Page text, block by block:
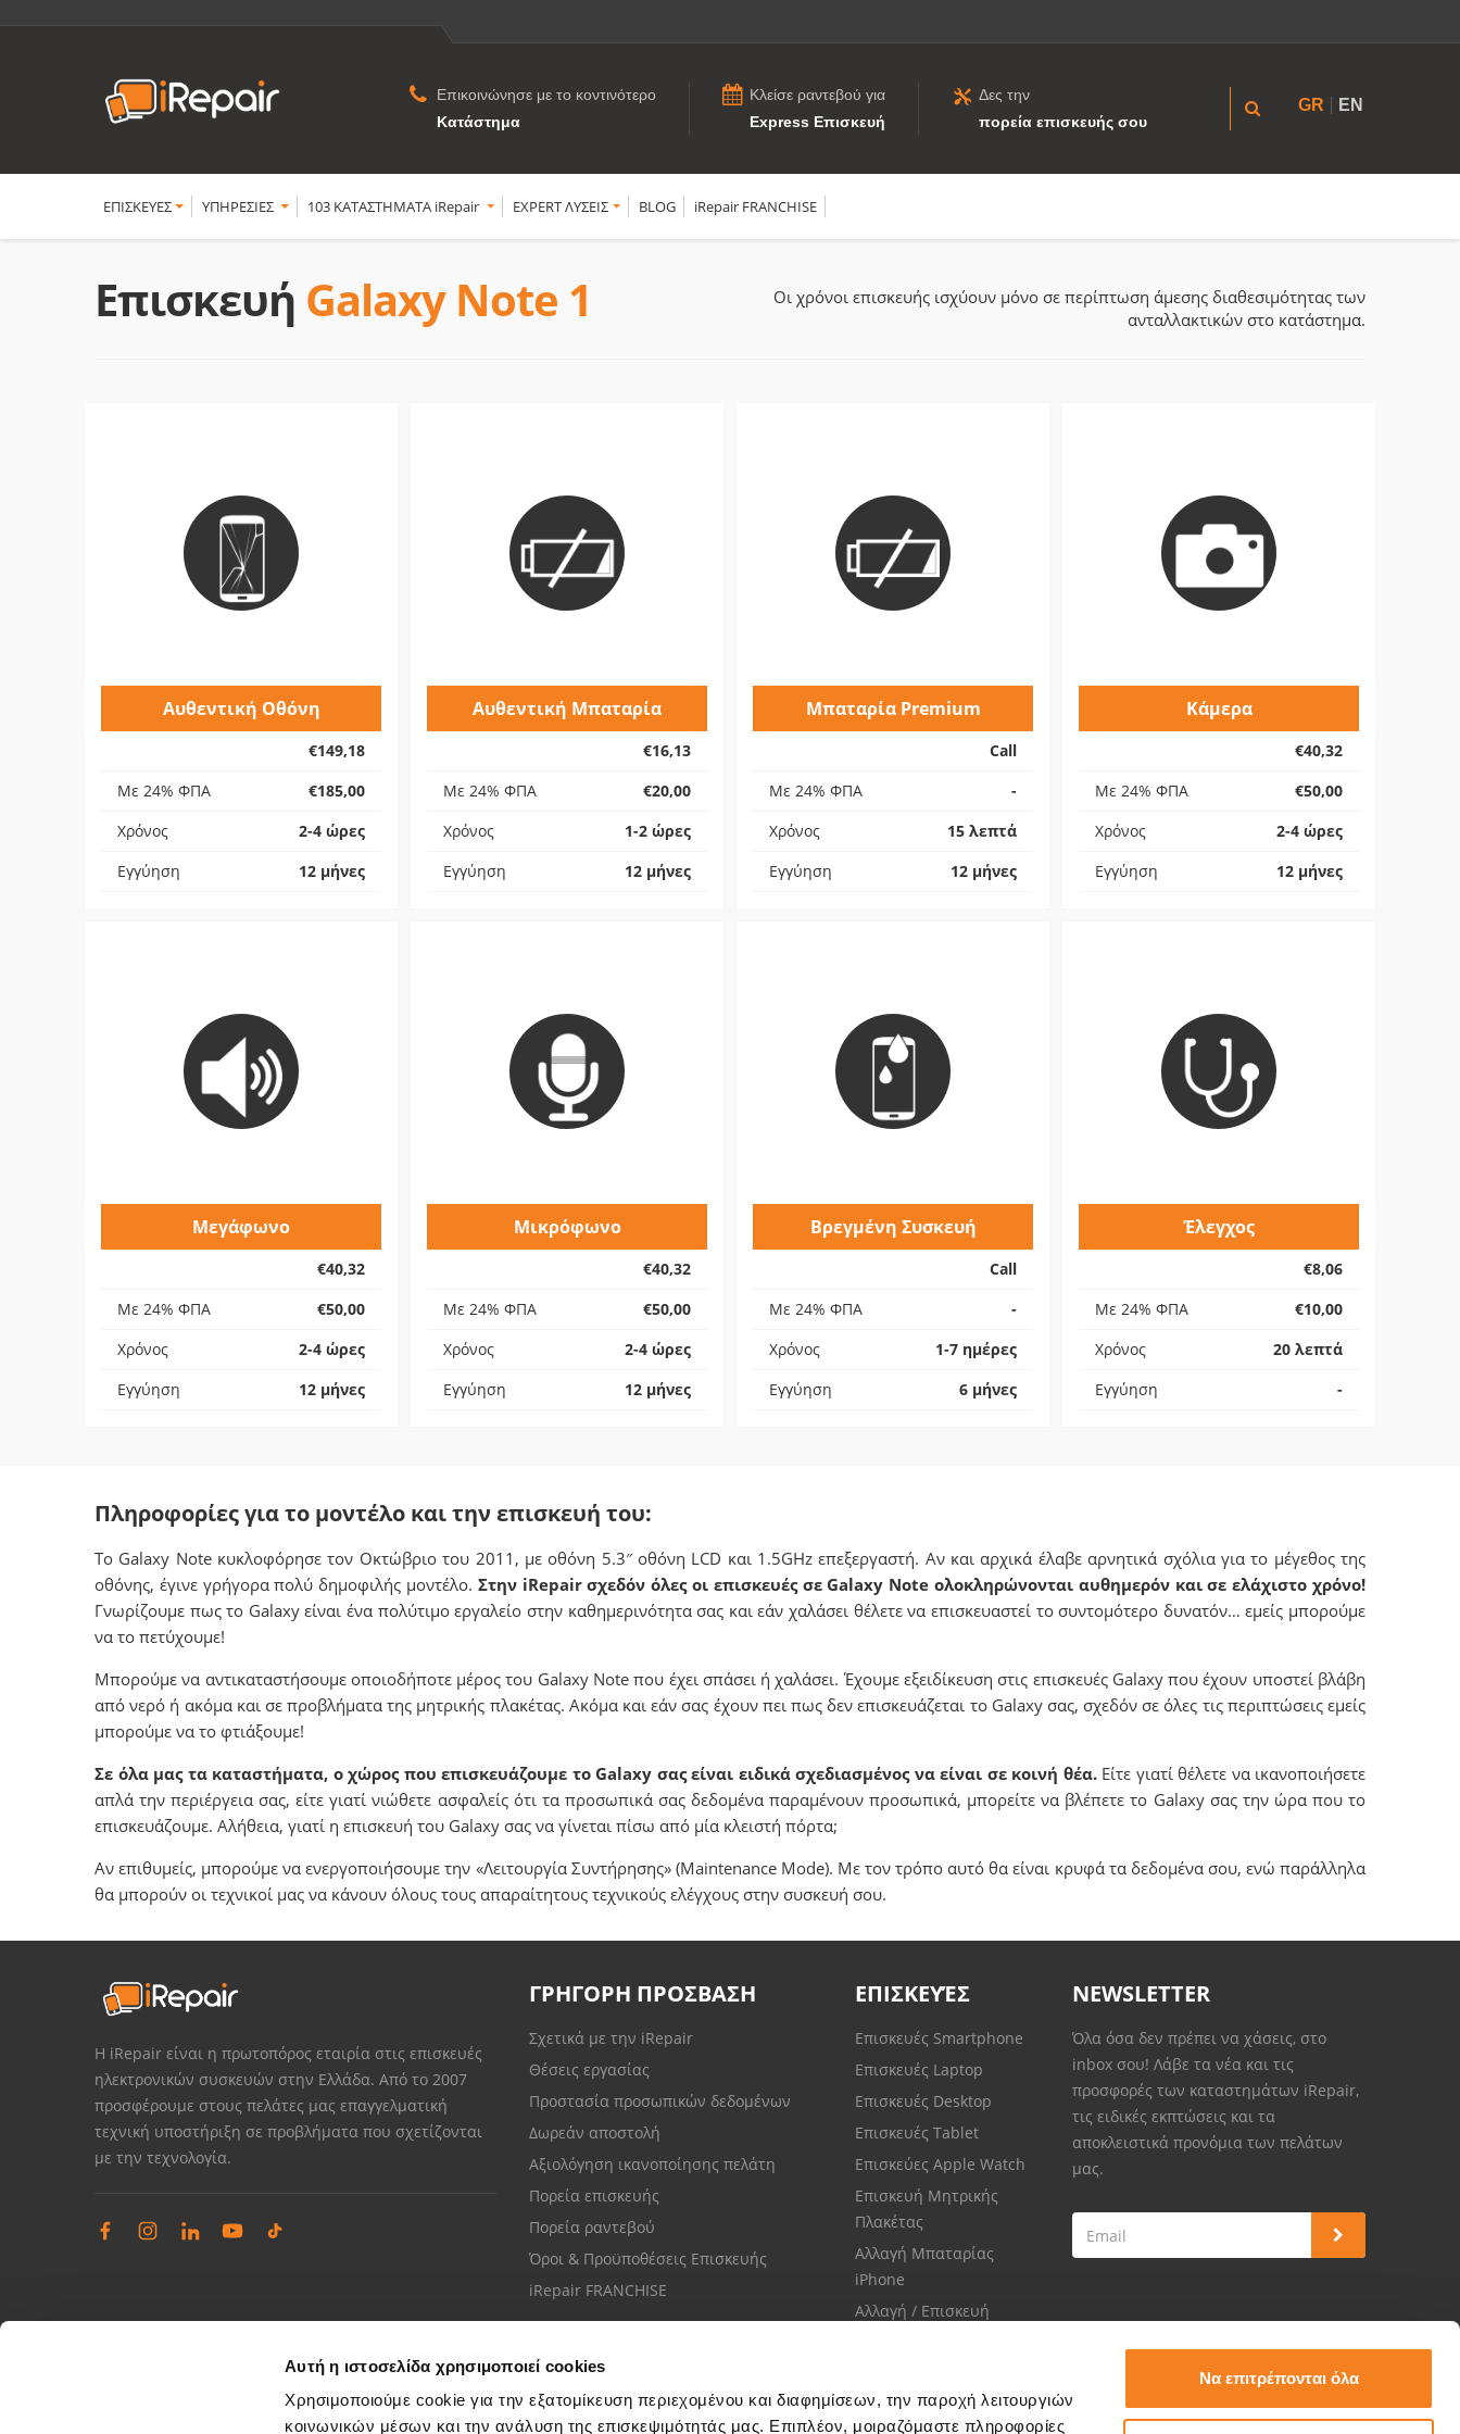
Αυτή η ιστοσελίδα χρησιμοποιεί cookies
Χρησιμοποιούμε cookie για την εξατομίκευση περιεχομένου και διαφημίσεων, την παροχή λειτουργιών
κοινωνικών μέσων και την ανάλυση της επισκεψιμότητάς μας. Επιπλέον, μοιραζόμαστε πληροφορίες
Να επιτρέπονται όλα
Επικοινώνησε με το κοντινότερο
Κατάστημα
Κλείσε ραντεβού για
Express Επισκευή
Δες την
πορεία επισκευής σου
GR EN
ΕΠΙΣΚΕΥΕΣ YΠΗΡΕΣΙΕΣ 103 ΚΑΤΑΣΤΗΜΑΤΑ iRepair EXPERT ΛΥΣΕΙΣ BLOG iRepair FRANCHISE
Επισκευή Galaxy Note 1
Οι χρόνοι επισκευής ισχύουν μόνο σε περίπτωση άμεσης διαθεσιμότητας των
ανταλλακτικών στο κατάστημα.
Αυθεντική Οθόνη
€149,18
Με 24% ΦΠΑ
€185,00
Χρόνος
2-4 ώρες
Εγγύηση
12 μήνες
Αυθεντική Μπαταρία
€16,13
Με 24% ΦΠΑ
€20,00
Χρόνος
1-2 ώρες
Εγγύηση
12 μήνες
Μπαταρία Premium
Call
Με 24% ΦΠΑ
-
Χρόνος
15 λεπτά
Εγγύηση
12 μήνες
Κάμερα
€40,32
Με 24% ΦΠΑ
€50,00
Χρόνος
2-4 ώρες
Εγγύηση
12 μήνες
Μεγάφωνο
€40,32
Με 24% ΦΠΑ
€50,00
Χρόνος
2-4 ώρες
Εγγύηση
12 μήνες
Μικρόφωνο
€40,32
Με 24% ΦΠΑ
€50,00
Χρόνος
2-4 ώρες
Εγγύηση
12 μήνες
Βρεγμένη Συσκευή
Call
Με 24% ΦΠΑ
-
Χρόνος
1-7 ημέρες
Εγγύηση
6 μήνες
Έλεγχος
€8,06
Με 24% ΦΠΑ
€10,00
Χρόνος
20 λεπτά
Εγγύηση
-
Πληροφορίες για το μοντέλο και την επισκευή του:​
Το Galaxy Note κυκλοφόρησε τον Οκτώβριο του 2011, με οθόνη 5.3″ οθόνη LCD και 1.5GHz επεξεργαστή. Αν και αρχικά έλαβε αρνητικά σχόλια για το μέγεθος της
οθόνης, έγινε γρήγορα πολύ δημοφιλής μοντέλο. Στην iRepair σχεδόν όλες οι επισκευές σε Galaxy Note ολοκληρώνονται αυθημερόν και σε ελάχιστο χρόνο!
Γνωρίζουμε πως το Galaxy είναι ένα πολύτιμο εργαλείο στην καθημερινότητα σας και εάν χαλάσει θέλετε να επισκευαστεί το συντομότερο δυνατόν… εμείς μπορούμε
να το πετύχουμε!
Μπορούμε να αντικαταστήσουμε οποιοδήποτε μέρος του Galaxy Note που έχει σπάσει ή χαλάσει. Έχουμε εξειδίκευση στις επισκευές Galaxy που έχουν υποστεί βλάβη
από νερό ή ακόμα και σε προβλήματα της μητρικής πλακέτας. Ακόμα και εάν σας έχουν πει πως δεν επισκευάζεται το Galaxy σας, σχεδόν σε όλες τις περιπτώσεις εμείς
μπορούμε να το φτιάξουμε!
Σε όλα μας τα καταστήματα, ο χώρος που επισκευάζουμε το Galaxy σας είναι ειδικά σχεδιασμένος να είναι σε κοινή θέα.Είτε γιατί θέλετε να ικανοποιήσετε
απλά την περιέργεια σας, είτε γιατί νιώθετε ασφαλείς ότι τα προσωπικά σας δεδομένα παραμένουν προσωπικά, μπορείτε να βλέπετε το Galaxy σας την ώρα που το
επισκευάζουμε. Αλήθεια, γιατί η επισκευή του Galaxy σας να γίνεται πίσω από μία κλειστή πόρτα;
Αν επιθυμείς, μπορούμε να ενεργοποιήσουμε την «Λειτουργία Συντήρησης» (Maintenance Mode). Με τον τρόπο αυτό θα είναι κρυφά τα δεδομένα σου, ενώ παράλληλα
θα μπορούν οι τεχνικοί μας να κάνουν όλους τους απαραίτητους τεχνικούς ελέγχους στην συσκευή σου.
Η iRepair είναι η πρωτοπόρος εταιρία στις επισκευές
ηλεκτρονικών συσκευών στην Ελλάδα. Από το 2007
προσφέρουμε στους πελάτες μας επαγγελματική
τεχνική υποστήριξη σε προβλήματα που σχετίζονται
με την τεχνολογία.
ΓΡΗΓΟΡΗ ΠΡΟΣΒΑΣΗ
Σχετικά με την iRepair
Θέσεις εργασίας
Προστασία προσωπικών δεδομένων
Δωρεάν αποστολή
Αξιολόγηση ικανοποίησης πελάτη
Πορεία επισκευής
Πορεία ραντεβού
Όροι & Προϋποθέσεις Επισκευής
iRepair FRANCHISE
ΕΠΙΣΚΕΥΈΣ
Επισκευές Smartphone
Επισκευές Laptop
Επισκευές Desktop
Επισκευές Tablet
Επισκεύες Apple Watch
Επισκευή Μητρικής
Πλακέτας
Αλλαγή Μπαταρίας
iPhone
Αλλαγή / Επισκευή
NEWSLETTER
Όλα όσα δεν πρέπει να χάσεις, στο
inbox σου! Λάβε τα νέα και τις
προσφορές των καταστημάτων iRepair,
τις ειδικές εκπτώσεις και τα
αποκλειστικά προνόμια των πελάτων
μας.